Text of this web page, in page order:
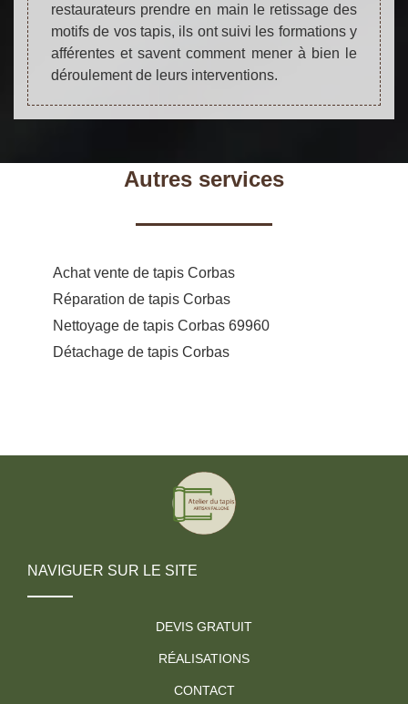
restaurateurs prendre en main le retissage des
motifs de vos tapis, ils ont suivi les formations y
afférentes et savent comment mener à bien le
déroulement de leurs interventions.
Autres services
Achat vente de tapis Corbas
Réparation de tapis Corbas
Nettoyage de tapis Corbas 69960
Détachage de tapis Corbas
NAVIGUER SUR LE SITE
DEVIS GRATUIT
RÉALISATIONS
CONTACT